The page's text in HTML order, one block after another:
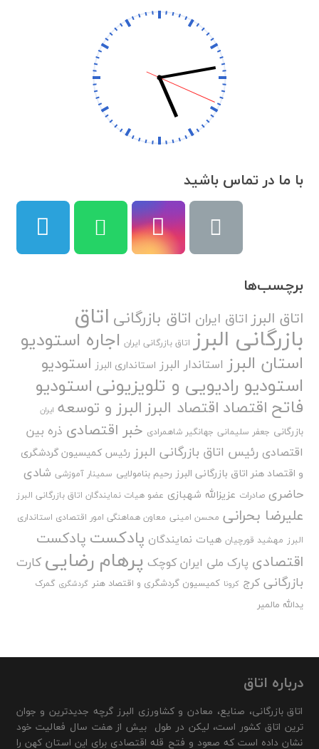
با ما در تماس باشید
برچسب‌ها
اتاق البرز اتاق ایران اتاق بازرگانی اتاق
بازرگانی البرز اتاق بازرگانی ایران اجاره استودیو
استان البرز استاندار البرز استانداری البرز استودیو
استودیو رادیویی و تلویزیونیاستودیو
فاتح اقتصاد اقتصاد البرزالبرز و توسعه ایران
بازرگانی جعفر سلیمانی جهانگیر شاهمرادی خبر اقتصادی ذره بین
اقتصادی رئیس اتاق بازرگانی البرز رئیس کمیسیون گردشگری
و اقتصاد هنر اتاق بازرگانی البرز رحیم بنامولایی سمینار آموزشی شادی
حاضری صادرات عزیزالله شهبازی عضو هیات نمایندگان اتاق بازرگانی البرز
علیرضا بحرانی محسن امینی معاون هماهنگی امور اقتصادی استانداری
البرز مهشید قورچیان هیات نمایندگان پادکست پادکست
اقتصادی پارک ملی ایران کوچک پرهام رضایی کارت
بازرگانی کرج کرونا کمیسیون گردشگری و اقتصاد هنر گردشگری گمرک
یدالله مالمیر
درباره اتاق
اتاق بازرگانی، صنایع، معادن و کشاورزی البرز گرچه جدیدترین و جوان
ترین اتاق کشور است، لیکن در طول بیش از هفت سال فعالیت خود
نشان داده است که صعود و فتح قله اقتصادی برای این استان کهن را